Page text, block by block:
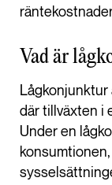
Vad är
Lågkonjunktur
där tillväxten i
Under en